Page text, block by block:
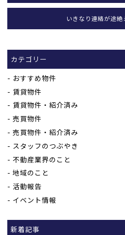
いきなり連絡が途
カテゴリー
おすすめ物件
賃貸物件
賃貸物件・紹介済み
売買物件
売買物件・紹介済み
スタッフのつぶやき
不動産業界のこと
地域のこと
活動報告
イベント情報
新着記事